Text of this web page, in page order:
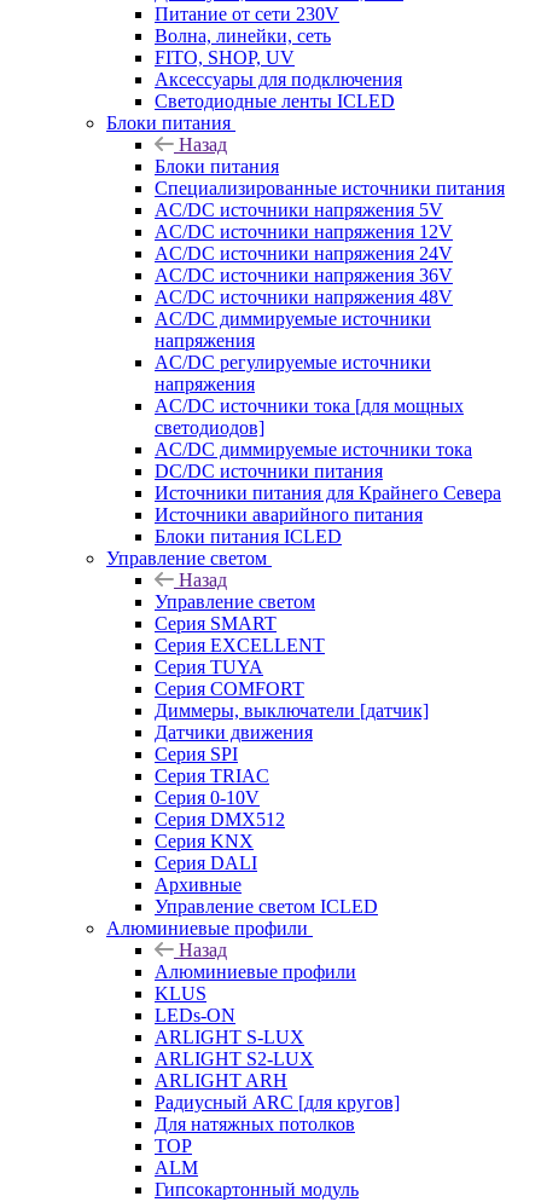
Питание от сети 230V
Волна, линейки, сеть
FITO, SHOP, UV
Аксессуары для подключения
Светодиодные ленты ICLED
Блоки питания
Назад
Блоки питания
Специализированные источники питания
AC/DC источники напряжения 5V
AC/DC источники напряжения 12V
AC/DC источники напряжения 24V
AC/DC источники напряжения 36V
AC/DC источники напряжения 48V
AC/DC диммируемые источники
напряжения
AC/DC регулируемые источники
напряжения
AC/DC источники тока [для мощных
светодиодов]
AC/DC диммируемые источники тока
DC/DC источники питания
Источники питания для Крайнего Севера
Источники аварийного питания
Блоки питания ICLED
Управление светом
Назад
Управление светом
Серия SMART
Серия EXCELLENT
Серия TUYA
Серия COMFORT
Диммеры, выключатели [датчик]
Датчики движения
Серия SPI
Серия TRIAC
Серия 0-10V
Серия DMX512
Серия KNX
Серия DALI
Архивные
Управление светом ICLED
Алюминиевые профили
Назад
Алюминиевые профили
KLUS
LEDs-ON
ARLIGHT S-LUX
ARLIGHT S2-LUX
ARLIGHT ARH
Радиусный ARC [для кругов]
Для натяжных потолков
TOP
ALM
Гипсокартонный модуль